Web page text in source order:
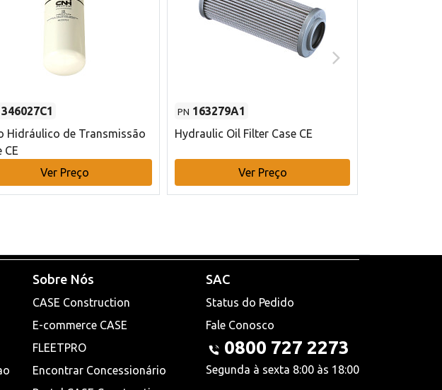
Hidráulico de Transmissão
CE
Ver Preço
PN 163279A1
Hydraulic Oil Filter Case CE
Ver Preço
Sobre Nós
CASE Construction
E-commerce CASE
FLEETPRO
Encontrar Concessionário
SAC
Status do Pedido
Fale Conosco
0800 727 2273
Segunda à sexta 8:00 às 18:00